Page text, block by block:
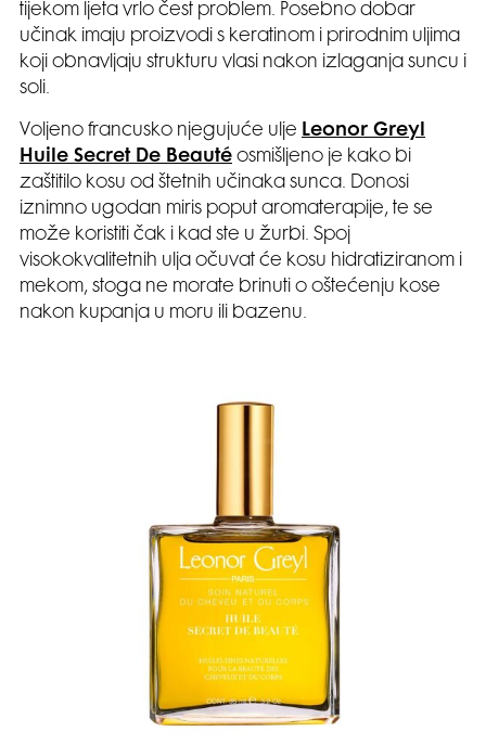
tijekom ljeta vrlo čest problem. Posebno dobar
učinak imaju proizvodi s keratinom i prirodnim uljima
koji obnavljaju strukturu vlasi nakon izlaganja suncu i
soli.
Voljeno francusko njegujuće ulje Leonor Greyl
Huile Secret De Beauté osmišljeno je kako bi
zaštitilo kosu od štetnih učinaka sunca. Donosi
iznimno ugodan miris poput aromaterapije, te se
može koristiti čak i kad ste u žurbi. Spoj
visokokvalitetnih ulja očuvat će kosu hidratiziranom i
mekom, stoga ne morate brinuti o oštećenju kose
nakon kupanja u moru ili bazenu.